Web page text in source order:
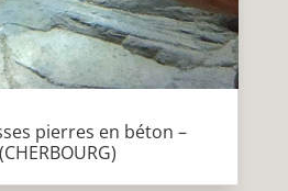
pierres en béton –